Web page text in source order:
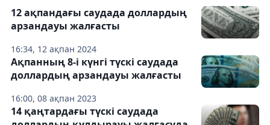
16:34, 12 ақпан 2024
12 ақпандағы саудада доллардың
арзандауы жалғасты
16:00, 08 ақпан 2023
Ақпанның 8-і күнгі түскі саудада
доллардың арзандауы жалғасты
14 қаңтардағы түскі саудада